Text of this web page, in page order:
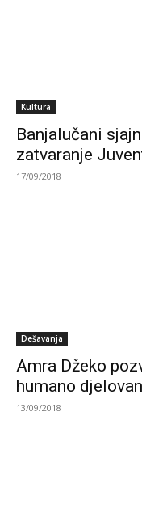
Kultura
Banjalučani
zatvaranje
17/09/2018
Dešavanja
Amra Džeko
humano
13/09/2018